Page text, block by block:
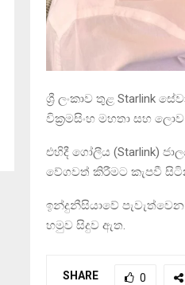
ශ්‍රී ලංකාව තුළ Starlink
වික්‍රමසිංහ මහතා සහ
එහිදී ගෝලීය (Starlink)
වේගවත් කිරීමට කැපවී
ඉන්දුනීසියාවේ
හමුව සිදුව ඇත.
SHARE 0